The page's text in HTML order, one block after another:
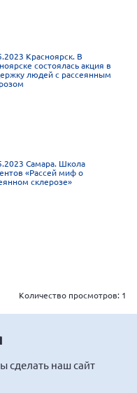
Красноярск. В
состоялась акция в
людей с рассеянным
Самара. Школа
«Рассей миф о
склерозе»
Количество просмотров: 1
сделать наш сайт